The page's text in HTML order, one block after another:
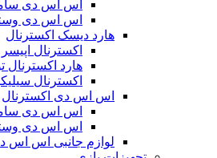
اس اس دی
اس اس دی
هارد دیسک اکسترنال
اکسترنال اپیسر
هارد اکسترنال
اکسترنال
اس اس دی اکسترنال
اس اس دی
اس اس دی
لوازم جانبی اس اس